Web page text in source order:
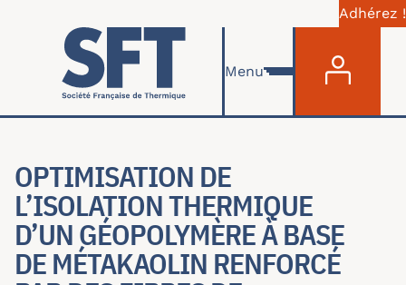
Aller au contenu principal
Adhérez !
Menu
OPTIMISATION DE
L’ISOLATION THERMIQUE
D’UN GÉOPOLYMÈRE À BASE
DE MÉTAKAOLIN RENFORCÉ